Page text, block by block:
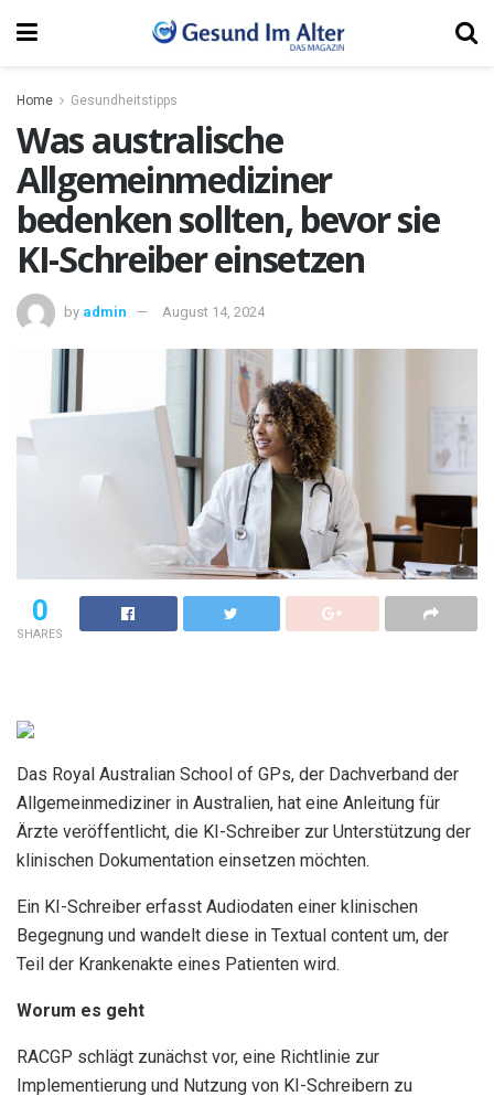
Home Gesundheitstipps
Was australische
Allgemeinmediziner
bedenken sollten, bevor sie
KI-Schreiber einsetzen
by admin August 14, 2024
0
SHARES
Das Royal Australian School of GPs, der Dachverband der
Allgemeinmediziner in Australien, hat eine Anleitung für
Ärzte veröffentlicht, die KI-Schreiber zur Unterstützung der
klinischen Dokumentation einsetzen möchten.
Ein KI-Schreiber erfasst Audiodaten einer klinischen
Begegnung und wandelt diese in Textual content um, der
Teil der Krankenakte eines Patienten wird.
Worum es geht
RACGP schlägt zunächst vor, eine Richtlinie zur
Implementierung und Nutzung von KI-Schreibern zu